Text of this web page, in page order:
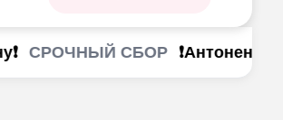
СРОЧНЫЙ СБОР ❗Антоненко